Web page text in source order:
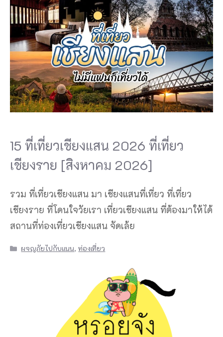
15 ที่เที่ยวเชียงแสน 2026 ที่เที่ยว
เชียงราย [สิงหาคม 2026]
รวม ที่เที่ยวเชียงแสน มา เชียงแสนที่เที่ยว ที่เที่ยว
เชียงราย ที่โดนใจวัยเรา เที่ยวเชียงแสน ที่ต้องมาให้ได้
สถานที่ท่องเที่ยวเชียงแสน จัดเล้ย
Categories
ผจญภัยไปกับแนน,ท่องเที่ยว